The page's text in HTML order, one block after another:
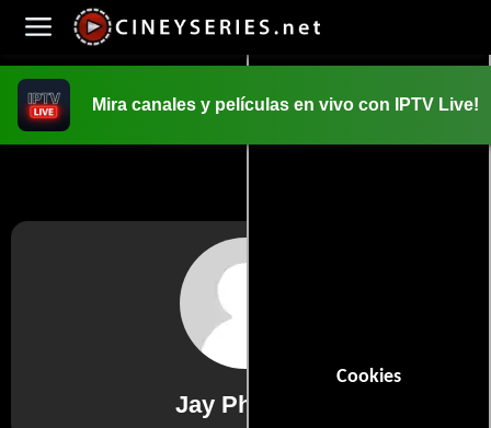
Cookies
Mira canales y películas en vivo con IPTV Live!
Jay Pharoah